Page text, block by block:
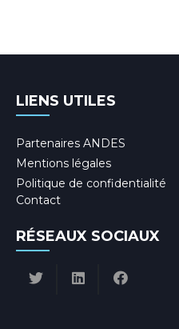
LIENS UTILES
Partenaires ANDES
Mentions légales
Politique de confidentialité
Contact
RÉSEAUX SOCIAUX